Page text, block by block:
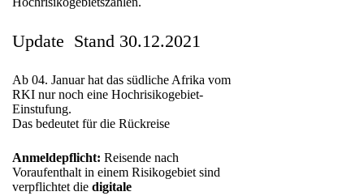
Update Stand 30.12.2021
Ab 04. Januar hat das südliche Afrika vom
RKI nur noch eine Hochrisikogebiet-
Einstufung.
Das bedeutet für die Rückreise
Anmeldepflicht: Reisende nach
Voraufenthalt in einem Risikogebiet sind
verpflichtet die digitale